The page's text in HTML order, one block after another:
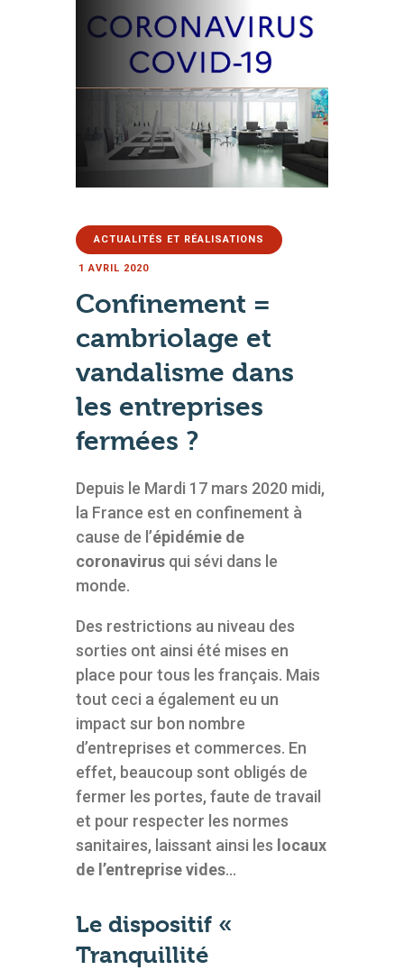
AUTOMATISMES &
FERMETURES
L’ENTREPRISE
BLOG
04 79 62 96 54
ACTUALITÉS ET RÉALISATIONS
1 AVRIL 2020
Confinement =
cambriolage et
vandalisme dans
les entreprises
fermées ?
Depuis le Mardi 17 mars 2020 midi,
la France est en confinement à
cause de l’épidémie de
coronavirus qui sévi dans le
monde.
Des restrictions au niveau des
sorties ont ainsi été mises en
place pour tous les français. Mais
tout ceci a également eu un
impact sur bon nombre
d’entreprises et commerces. En
effet, beaucoup sont obligés de
fermer les portes, faute de travail
et pour respecter les normes
sanitaires, laissant ainsi les locaux
de l’entreprise vides…
Le dispositif «
Tranquillité